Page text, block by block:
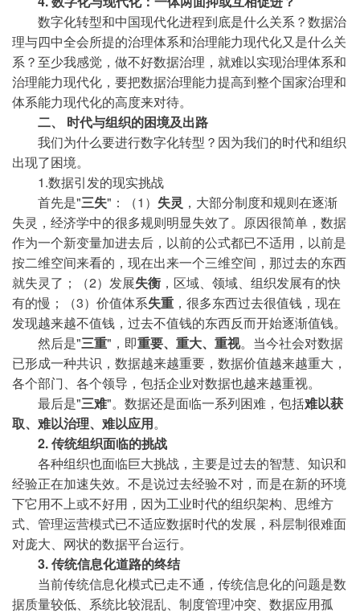
数字化转型和中国现代化进程到底是什么关系？数据治
理与四中全会所提的治理体系和治理能力现代化又是什么关
系？至少我感觉，做不好数据治理，就难以实现治理体系和
治理能力现代化，要把数据治理能力提高到整个国家治理和
体系能力现代化的高度来对待。
二、 时代与组织的困境及出路
我们为什么要进行数字化转型？因为我们的时代和组织
出现了困境。
1.数据引发的现实挑战
首先是"三失"：（1） 失灵 ，大部分制度和规则在逐渐
失灵，经济学中的很多规则明显失效了。原因很简单，数据
作为一个新变量加进去后，以前的公式都已不适用，以前是
按二维空间来看的，现在出来一个三维空间，那过去的东西
就失灵了；（2）发展失衡 ，区域、领域、组织发展有的快
有的慢；（3）价值体系失重 ，很多东西过去很值钱，现在
发现越来越不值钱，过去不值钱的东西反而开始逐渐值钱。
然后是"三重"，即重要、重大、重视。当今社会对数据
已形成一种共识，数据越来越重要，数据价值越来越重大，
各个部门、各个领导，包括企业对数据也越来越重视。
最后是"三难"。数据还是面临一系列困难，包括难以获
取、难以治理、难以应用。
2. 传统组织面临的挑战
各种组织也面临巨大挑战，主要是过去的智慧、知识和
经验正在加速失效。不是说过去经验不对，而是在新的环境
下它用不上或不好用，因为工业时代的组织架构、思维方
式、管理运营模式已不适应数据时代的发展，科层制很难面
对庞大、网状的数据平台运行。
3. 传统信息化道路的终结
当前传统信息化模式已走不通，传统信息化的问题是数
据质量较低、系统比较混乱、制度管理冲突、数据应用孤